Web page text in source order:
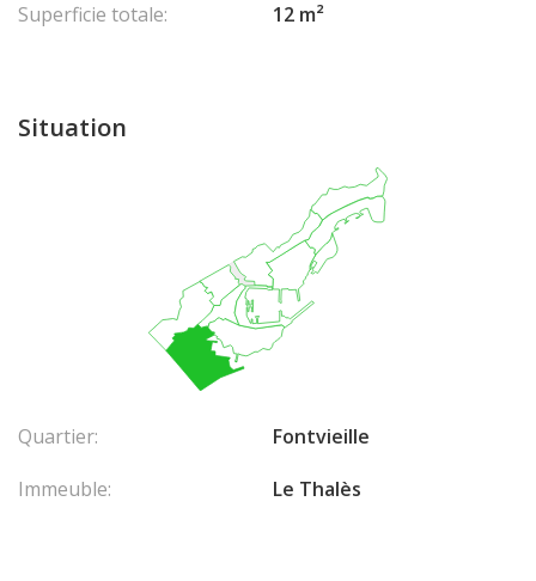
Superficie totale:
12 m²
Situation
Quartier:
Fontvieille
Immeuble:
Le Thalès